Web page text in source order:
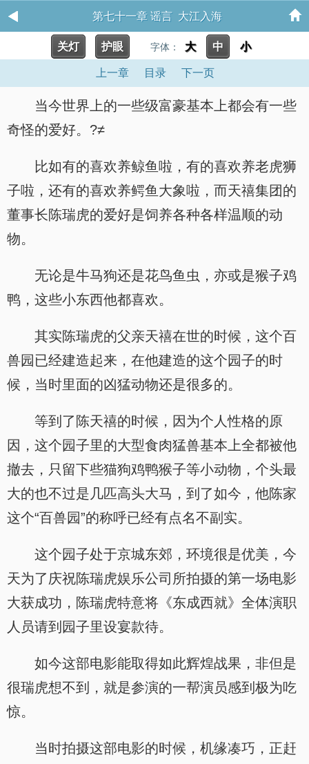
第七十一章 谣言 大江入海
关灯 护眼 字体： 大 中 小
上一章 目录 下一页
当今世界上的一些级富豪基本上都会有一些
奇怪的爱好。?≠
比如有的喜欢养鲸鱼啦，有的喜欢养老虎狮
子啦，还有的喜欢养鳄鱼大象啦，而天禧集团的
董事长陈瑞虎的爱好是饲养各种各样温顺的动
物。
无论是牛马狗还是花鸟鱼虫，亦或是猴子鸡
鸭，这些小东西他都喜欢。
其实陈瑞虎的父亲天禧在世的时候，这个百
兽园已经建造起来，在他建造的这个园子的时
候，当时里面的凶猛动物还是很多的。
等到了陈天禧的时候，因为个人性格的原
因，这个园子里的大型食肉猛兽基本上全都被他
撤去，只留下些猫狗鸡鸭猴子等小动物，个头最
大的也不过是几匹高头大马，到了如今，他陈家
这个“百兽园”的称呼已经有点名不副实。
这个园子处于京城东郊，环境很是优美，今
天为了庆祝陈瑞虎娱乐公司所拍摄的第一场电影
大获成功，陈瑞虎特意将《东成西就》全体演职
人员请到园子里设宴款待。
如今这部电影能取得如此辉煌战果，非但是
很瑞虎想不到，就是参演的一帮演员感到极为吃
惊。
当时拍摄这部电影的时候，机缘凑巧，正赶